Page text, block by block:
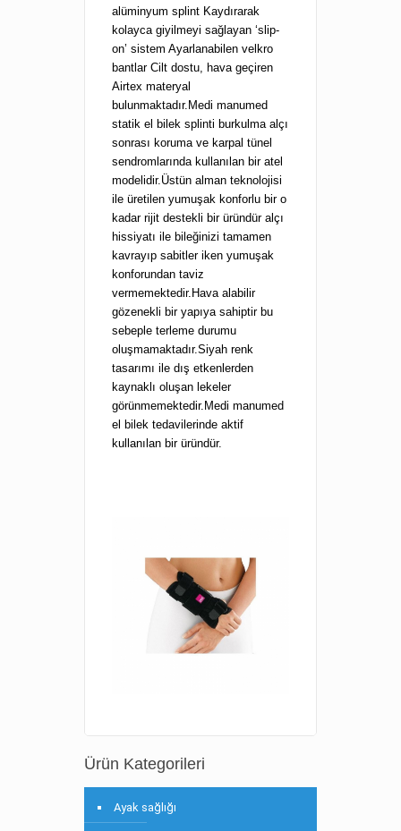
alüminyum splint Kaydırarak
kolayca giyilmeyi sağlayan ‘slip-
on’ sistem Ayarlanabilen velkro
bantlar Cilt dostu, hava geçiren
Airtex materyal
bulunmaktadır.Medi manumed
statik el bilek splinti burkulma alçı
sonrası koruma ve karpal tünel
sendromlarında kullanılan bir atel
modelidir.Üstün alman teknolojisi
ile üretilen yumuşak konforlu bir o
kadar rijit destekli bir üründür alçı
hissiyatı ile bileğinizi tamamen
kavrayıp sabitler iken yumuşak
konforundan taviz
vermemektedir.Hava alabilir
gözenekli bir yapıya sahiptir bu
sebeple terleme durumu
oluşmamaktadır.Siyah renk
tasarımı ile dış etkenlerden
kaynaklı oluşan lekeler
görünmemektedir.Medi manumed
el bilek tedavilerinde aktif
kullanılan bir üründür.
Ürün Kategorileri
Ayak sağlığı